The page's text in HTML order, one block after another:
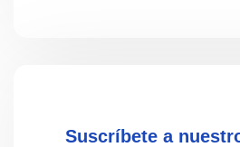
Suscríbete a